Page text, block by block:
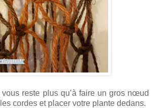
reste plus qu’à faire un gros nœud
cordes et placer votre plante dedans.